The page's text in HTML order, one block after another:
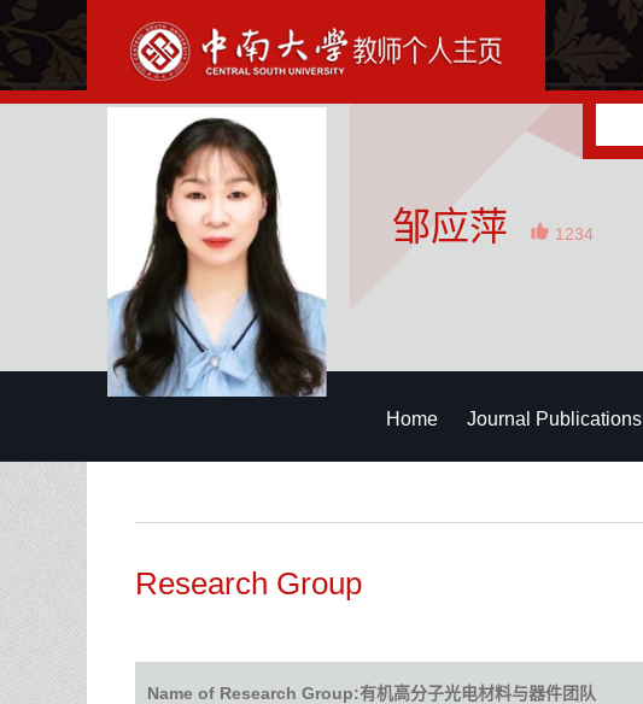
邹应萍 1234
Home Journal Publications
Research Group
Name of Research Group:有机高分子光电材料与器件团队